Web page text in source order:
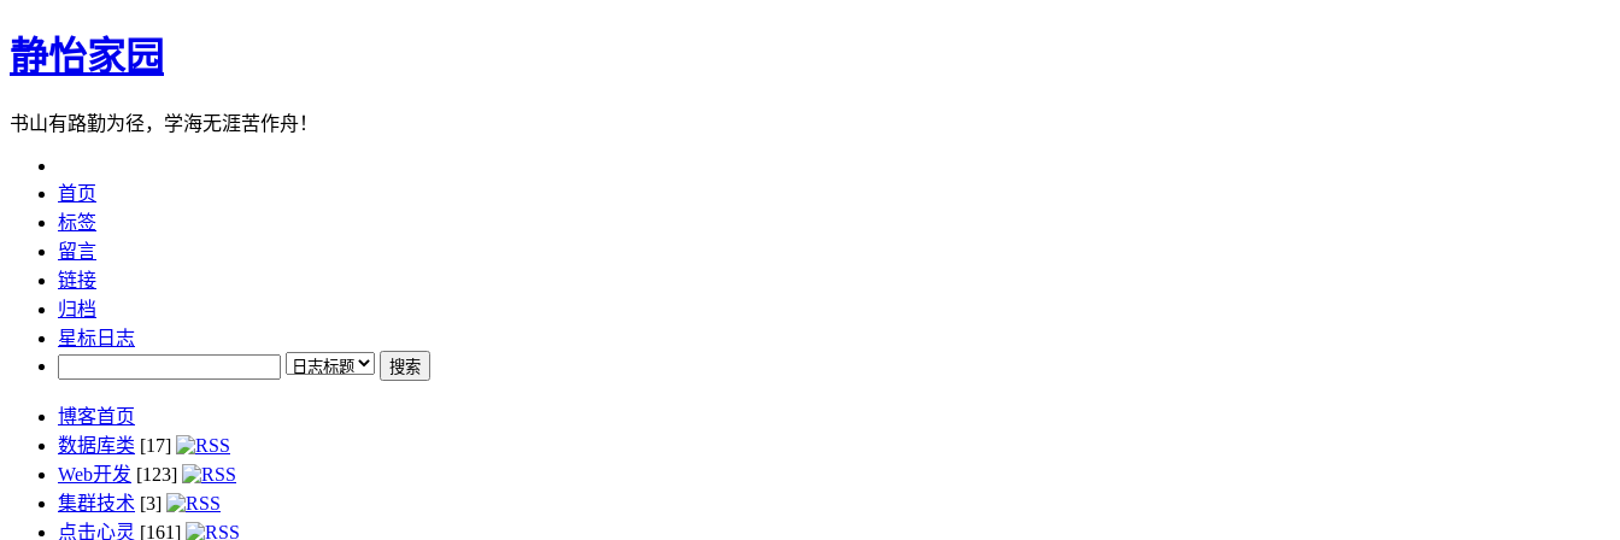
静怡家园
书山有路勤为径，学海无涯苦作舟！
首页
标签
留言
链接
归档
星标日志
博客首页
数据库类 [17]
Web开发 [123]
集群技术 [3]
点击心灵 [161]